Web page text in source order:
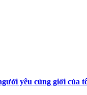
yêu cùng giới của